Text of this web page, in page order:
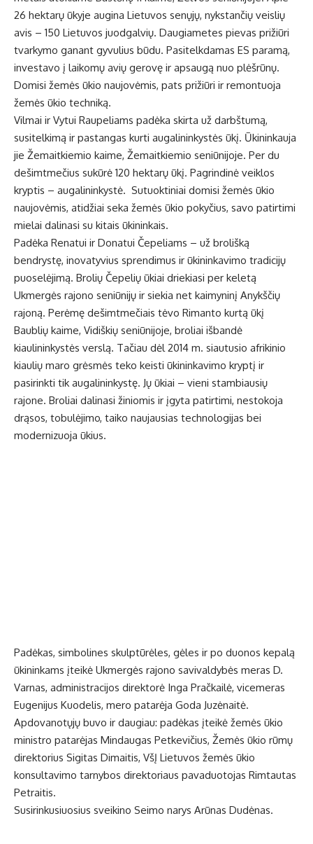
26 hektarų ūkyje augina Lietuvos senųjų, nykstančių veislių
avis – 150 Lietuvos juodgalvių. Daugiametes pievas prižiūri
tvarkymo ganant gyvulius būdu. Pasitelkdamas ES paramą,
investavo į laikomų avių gerovę ir apsaugą nuo plėšrūnų.
Domisi žemės ūkio naujovėmis, pats prižiūri ir remontuoja
žemės ūkio techniką.
Vilmai ir Vytui Raupeliams padėka skirta už darbštumą,
susitelkimą ir pastangas kurti augalininkystės ūkį. Ūkininkauja
jie Žemaitkiemio kaime, Žemaitkiemio seniūnijoje. Per du
dešimtmečius sukūrė 120 hektarų ūkį. Pagrindinė veiklos
kryptis – augalininkystė. Sutuoktiniai domisi žemės ūkio
naujovėmis, atidžiai seka žemės ūkio pokyčius, savo patirtimi
mielai dalinasi su kitais ūkininkais.
Padėka Renatui ir Donatui Čepeliams – už brolišką
bendrystę, inovatyvius sprendimus ir ūkininkavimo tradicijų
puoselėjimą. Brolių Čepelių ūkiai driekiasi per keletą
Ukmergės rajono seniūnijų ir siekia net kaimyninį Anykščių
rajoną. Perėmę dešimtmečiais tėvo Rimanto kurtą ūkį
Baublių kaime, Vidiškių seniūnijoje, broliai išbandė
kiaulininkystės verslą. Tačiau dėl 2014 m. siautusio afrikinio
kiaulių maro grėsmės teko keisti ūkininkavimo kryptį ir
pasirinkti tik augalininkystę. Jų ūkiai – vieni stambiausių
rajone. Broliai dalinasi žiniomis ir įgyta patirtimi, nestokoja
drąsos, tobulėjimo, taiko naujausias technologijas bei
modernizuoja ūkius.
Padėkas, simbolines skulptūrėles, gėles ir po duonos kepalą
ūkininkams įteikė Ukmergės rajono savivaldybės meras D.
Varnas, administracijos direktorė Inga Pračkailė, vicemeras
Eugenijus Kuodelis, mero patarėja Goda Juzėnaitė.
Apdovanotųjų buvo ir daugiau: padėkas įteikė žemės ūkio
ministro patarėjas Mindaugas Petkevičius, Žemės ūkio rūmų
direktorius Sigitas Dimaitis, VšĮ Lietuvos žemės ūkio
konsultavimo tarnybos direktoriaus pavaduotojas Rimtautas
Petraitis.
Susirinkusiuosius sveikino Seimo narys Arūnas Dudėnas.